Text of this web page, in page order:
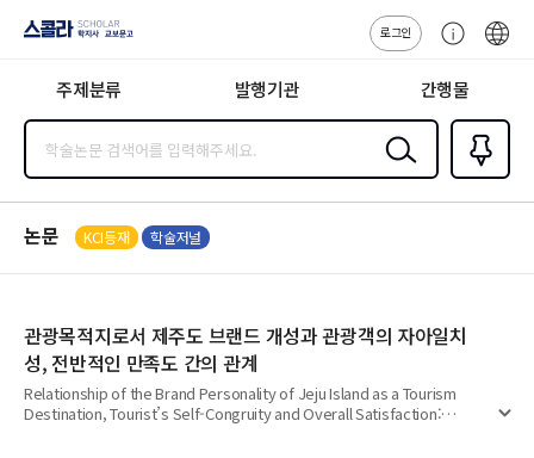
지사·교보문고
로그인
센
주제분류 발행기관 간행물
검색
즐겨찾
기0
논문 KCI등재 학술저널
관광목적지로서 제주도 브랜드 개성과 관광객의 자아일치
성, 전반적인 만족도 간의 관계
Relationship of the Brand Personality of Jeju Island as a Tourism
Destination, Tourist’s Self-Congruity and Overall Satisfaction: